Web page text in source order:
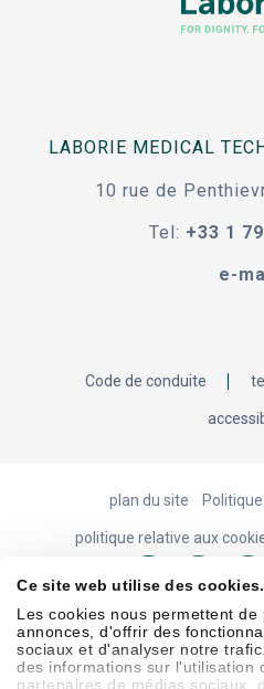
Ce site web utilise des cookies.
Les cookies nous permettent
annonces, d'offrir des
sociaux et d'analyser notre
des informations sur l'utilisation
partenaires de médias sociaux,
LABORIE MEDICAL
10 rue de
Tel: +33 1
e-
Code de conduite
plan du site
politique relative aux
© 2026 Laborie.